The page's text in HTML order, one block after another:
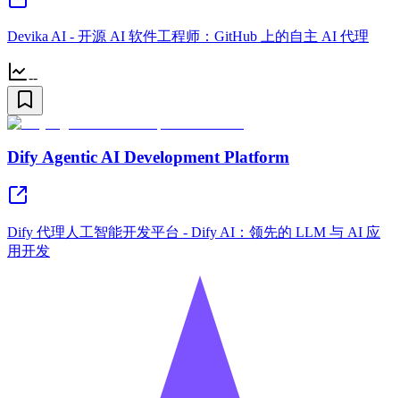
Devika AI - 开源 AI 软件工程师：GitHub 上的自主 AI 代理
--
Dify Agentic AI Development Platform
Dify 代理人工智能开发平台 - Dify AI：领先的 LLM 与 AI 应
用开发